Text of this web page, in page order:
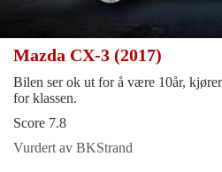
Mazda CX-3 (2017)
Bilen ser ok ut for å være 10år,
for klassen.
Score 7.8
Vurdert av BKStrand